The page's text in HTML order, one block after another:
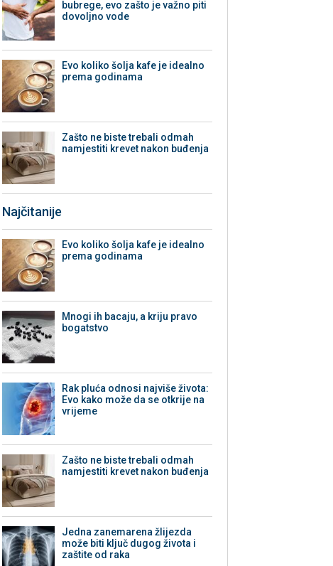
bubrege, evo zašto je važno piti
dovoljno vode
Evo koliko šolja kafe je idealno
prema godinama
Zašto ne biste trebali odmah
namjestiti krevet nakon buđenja
Najčitanije
Evo koliko šolja kafe je idealno
prema godinama
Mnogi ih bacaju, a kriju pravo
bogatstvo
Rak pluća odnosi najviše života:
Evo kako može da se otkrije na
vrijeme
Zašto ne biste trebali odmah
namjestiti krevet nakon buđenja
Jedna zanemarena žlijezda
može biti ključ dugog života i
zaštite od raka